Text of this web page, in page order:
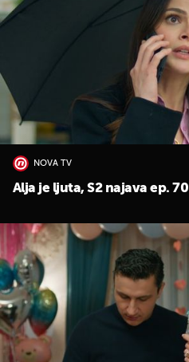
NOVA TV
Alja je ljuta, S2 najava ep. 70